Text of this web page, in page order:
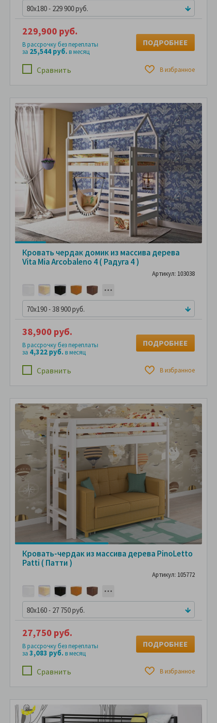
80x180 - 229 900 руб.
Сравнить В избранное
229,900 руб.
В рассрочку без переплаты
за 25,544 руб.в месяц
ПОДРОБНЕЕ
Кровать чердак домик из массива дерева
Vita Mia Arcobaleno 4 ( Радуга 4 )
Артикул: 103038
70x190 - 38 900 руб.
Сравнить В избранное
38,900 руб.
В рассрочку без переплаты
за 4,322 руб.в месяц
ПОДРОБНЕЕ
Кровать-чердак из массива дерева PinoLetto
Patti ( Патти )
Артикул: 105772
80x160 - 27 750 руб.
Сравнить В избранное
27,750 руб.
В рассрочку без переплаты
за 3,083 руб.в месяц
ПОДРОБНЕЕ